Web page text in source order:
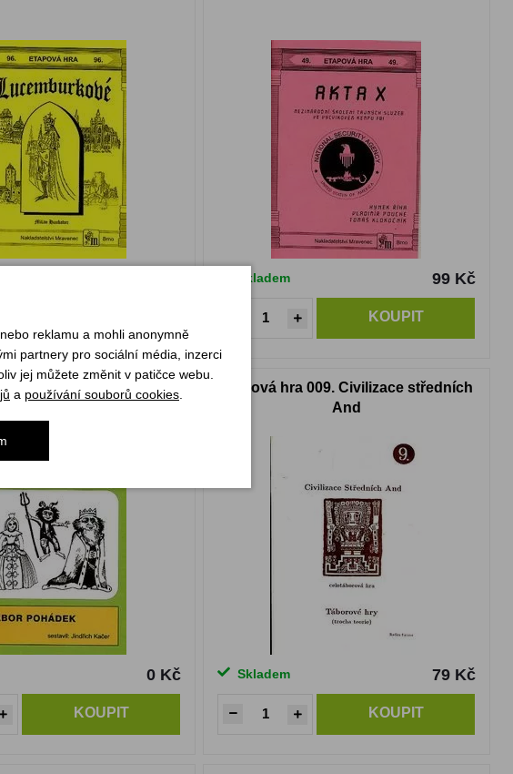
Skladem 99 Kč
KOUPIT
15 - Tábor pohádek
0 Kč
KOUPIT
Etapová hra 009. Civilizace středních
And
Skladem 79 Kč
KOUPIT
reklamu a mohli anonymně
partnery pro sociální média, inzerci
jej můžete změnit v patičce webu.
a používání souborů cookies